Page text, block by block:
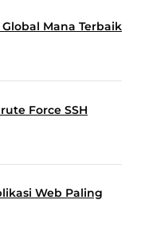
Mana Terbaik
Force SSH
Web Paling